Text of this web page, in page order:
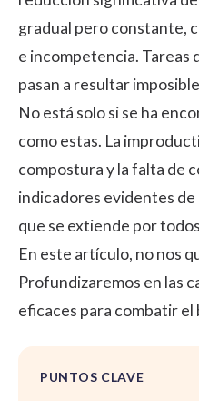
gradual pero constante,
e incompetencia. Tareas
pasan a resultar
No está solo si se ha
como estas. La
compostura y la falta de
indicadores evidentes
que se extiende por
En este artículo, no nos
Profundizaremos en las
eficaces para combatir
PUNTOS CLAVE